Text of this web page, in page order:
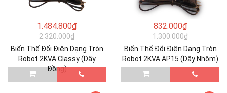
1.484.800₫
2.320.000₫
Biến Thế Đổi Điện Dạng Tròn
Robot 2KVA Classy (Dây
Đồng)
832.000₫
1.300.000₫
Biến Thế Đổi Điện Dạng Tròn
Robot 2KVA AP15 (Dây Nhôm)